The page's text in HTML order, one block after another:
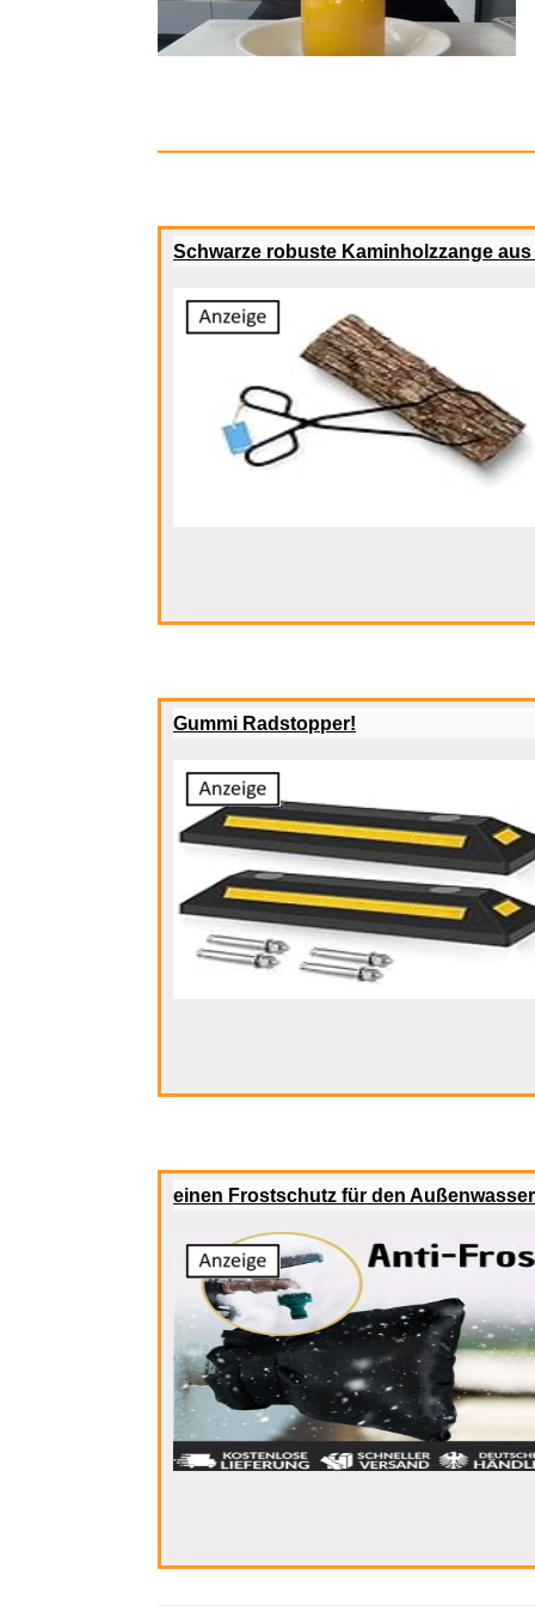
Warner
tiptoi®
Schwarze robuste Kaminholzzange
Gummi Radstopper!
einen Frostschutz für den